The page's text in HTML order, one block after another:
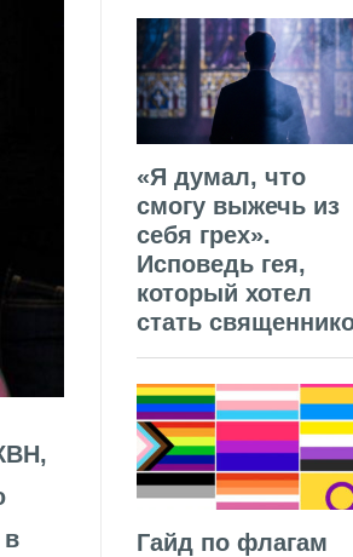
в
«Я думал, что
смогу выжечь из
себя грех».
Исповедь гея,
который хотел
стать
Гайд по флагам